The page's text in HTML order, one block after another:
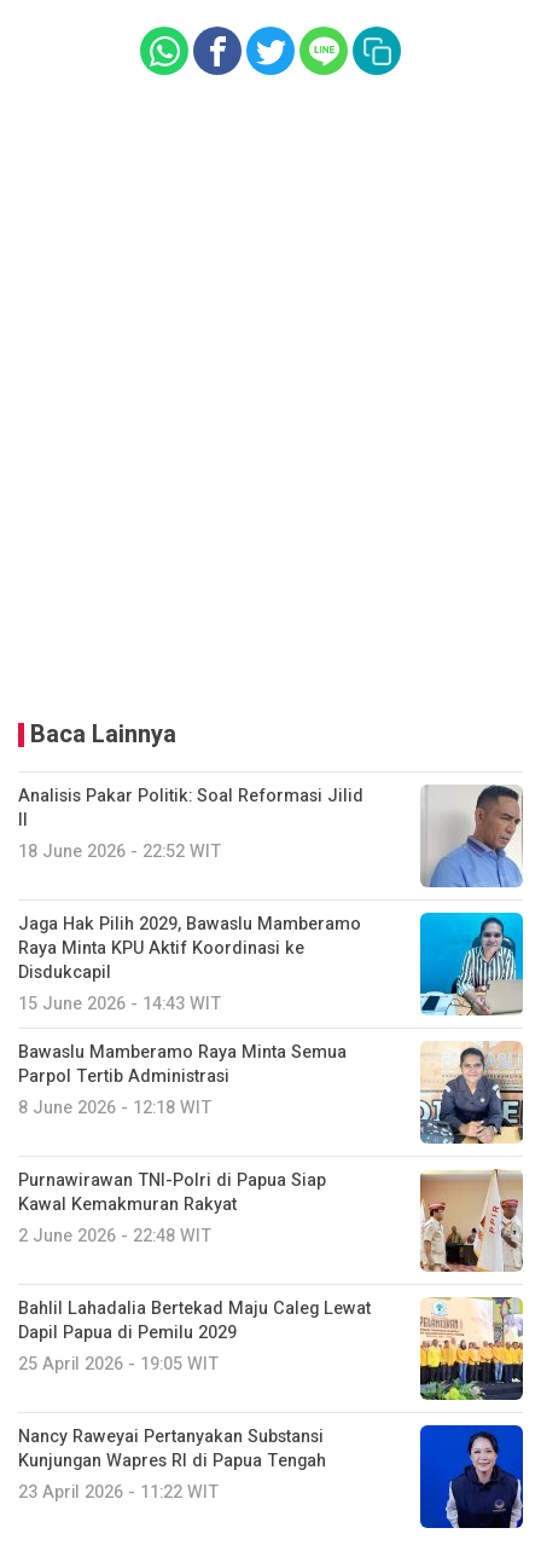
Baca Lainnya
Analisis Pakar Politik: Soal Reformasi Jilid
II
18 June 2026 - 22:52 WIT
Jaga Hak Pilih 2029, Bawaslu Mamberamo
Raya Minta KPU Aktif Koordinasi ke
Disdukcapil
15 June 2026 - 14:43 WIT
Bawaslu Mamberamo Raya Minta Semua
Parpol Tertib Administrasi
8 June 2026 - 12:18 WIT
Purnawirawan TNI-Polri di Papua Siap
Kawal Kemakmuran Rakyat
2 June 2026 - 22:48 WIT
Bahlil Lahadalia Bertekad Maju Caleg Lewat
Dapil Papua di Pemilu 2029
25 April 2026 - 19:05 WIT
Nancy Raweyai Pertanyakan Substansi
Kunjungan Wapres RI di Papua Tengah
23 April 2026 - 11:22 WIT